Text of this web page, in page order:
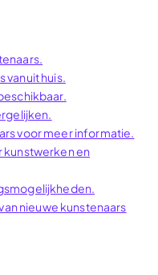
vanuit huis.
voor meer informatie.
kunstwerken en
nieuwe kunstenaars